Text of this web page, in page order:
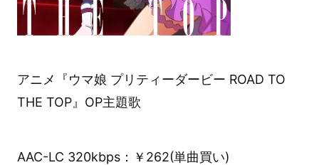
アニメ『ウマ娘 プリティーダービー ROAD TO
THE TOP』OP主題歌
AAC-LC 320kbps：￥262(単曲買い)